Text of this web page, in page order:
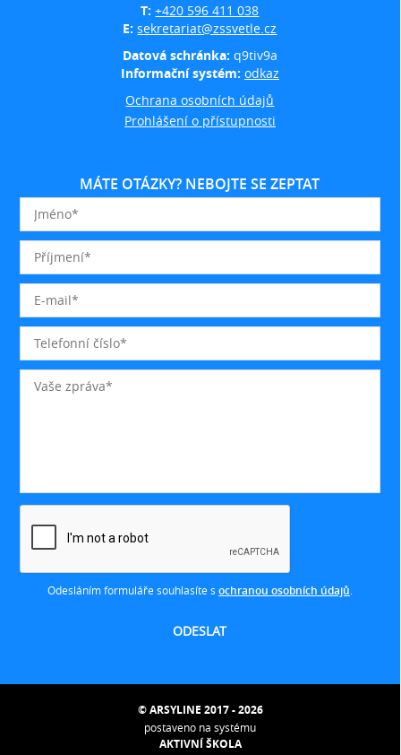
T:+420 596 411 038
E:sekretariat@zssvetle.cz
Datová schránka: q9tiv9a
Informační systém: odkaz
Ochrana osobních údajů
Prohlášení o přístupnosti
MÁTE OTÁZKY? NEBOJTE SE ZEPTAT
Odesláním formuláře souhlasíte s ochranou osobních údajů
© ARSYLINE 2017 - 2026
postaveno na systému
AKTIVNÍ ŠKOLA